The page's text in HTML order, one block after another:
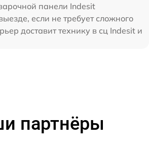
панели Indesit
если не требует сложного
доставит технику в сц Indesit и
партнёры